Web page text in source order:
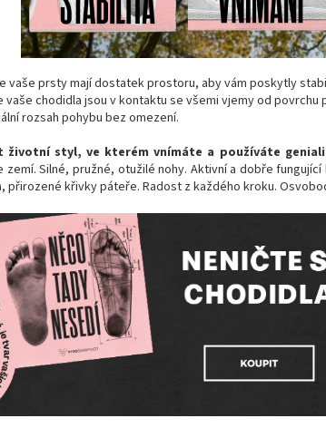
vaše prsty mají dostatek prostoru, aby vám poskytly
vaše chodidla jsou v kontaktu se všemi vjemy od
rozsah pohybu bez omezení.
životní styl, ve kterém vnímáte a používáte
Silné, pružné, otužilé nohy. Aktivní a dobře
přirozené křivky páteře. Radost z každého kroku.